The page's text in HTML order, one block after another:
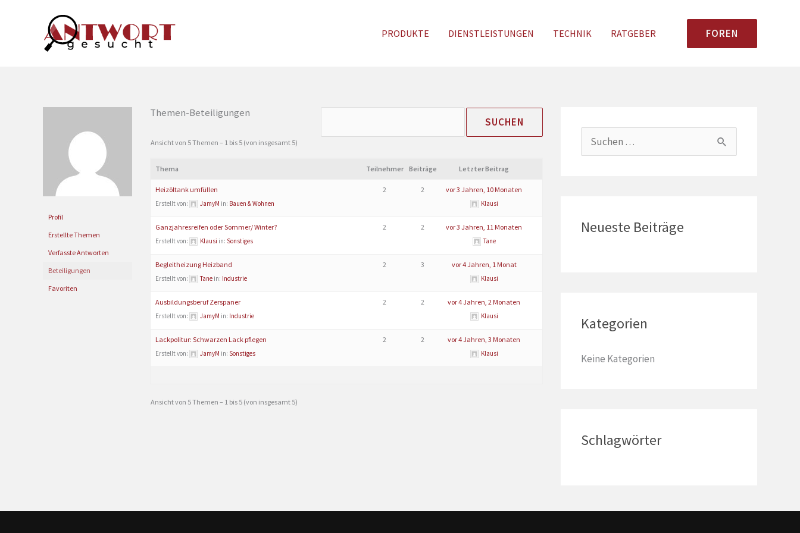
PRODUKTE DIENSTLEISTUNGEN TECHNIK RATGEBER FOREN
Profil
Erstellte Themen
Verfasste Antworten
Beteiligungen
Favoriten
Themen-Beteiligungen
Ansicht von 5 Themen – 1 bis 5 (von insgesamt 5)
Thema Teilnehmer Beiträge Letzter Beitrag
Heizöltank umfüllen
Erstellt von: JamyM in: Bauen & Wohnen
2 2 vor 3 Jahren, 10 Monaten
Klausi
Ganzjahresreifen oder Sommer/ Winter?
Erstellt von: Klausi in: Sonstiges
2 2 vor 3 Jahren, 11 Monaten
Tane
Begleitheizung Heizband
Erstellt von: Tane in: Industrie
2 3 vor 4 Jahren, 1 Monat
Klausi
Ausbildungsberuf Zerspaner
Erstellt von: JamyM in: Industrie
2 2 vor 4 Jahren, 2 Monaten
Klausi
Lackpolitur: Schwarzen Lack pflegen
Erstellt von: JamyM in: Sonstiges
2 2 vor 4 Jahren, 3 Monaten
Klausi
Ansicht von 5 Themen – 1 bis 5 (von insgesamt 5)
u
h
Neueste Beiträge
Kategorien
Keine Kategorien
Schlagwörter